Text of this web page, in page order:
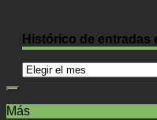
Histórico de entradas
Histórico
en
Más